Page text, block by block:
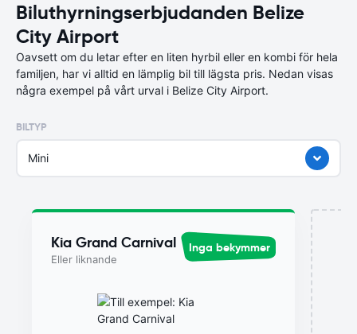
Biluthyrningserbjudanden Belize
City Airport
Oavsett om du letar efter en liten hyrbil eller en kombi för hela
familjen, har vi alltid en lämplig bil till lägsta pris. Nedan visas
några exempel på vårt urval i Belize City Airport.
BILTYP
Mini
Kia Grand Carnival
Eller liknande
Inga bekymmer